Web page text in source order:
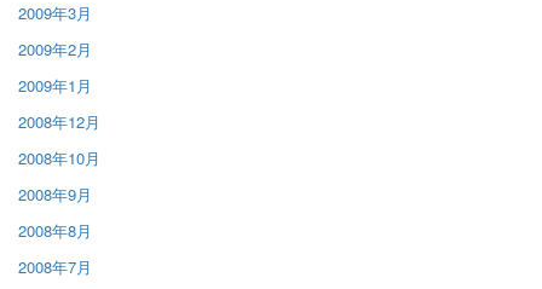
2009年3月
2009年2月
2009年1月
2008年12月
2008年10月
2008年9月
2008年8月
2008年7月